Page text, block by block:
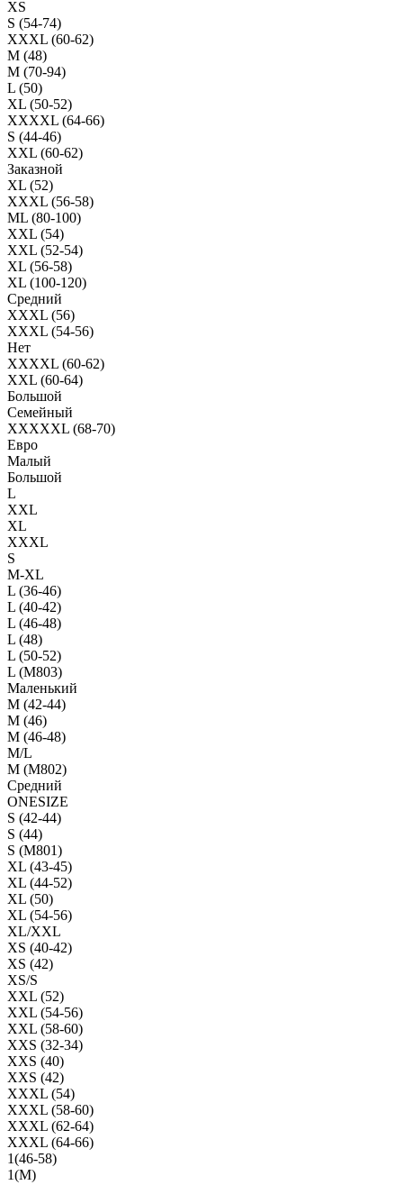
XS
S (54-74)
XXXL (60-62)
M (48)
M (70-94)
L (50)
XL (50-52)
XXXXL (64-66)
S (44-46)
XXL (60-62)
Заказной
XL (52)
XXXL (56-58)
ML (80-100)
XXL (54)
XXL (52-54)
XL (56-58)
XL (100-120)
Средний
XXXL (56)
XXXL (54-56)
Нет
XXXXL (60-62)
XXL (60-64)
Большой
Семейный
XXXXXL (68-70)
Евро
Малый
Большой
L
XXL
XL
XXXL
S
M-XL
L (36-46)
L (40-42)
L (46-48)
L (48)
L (50-52)
L (M803)
Маленький
М (42-44)
M (46)
M (46-48)
M/L
M (M802)
Средний
ONESIZE
S (42-44)
S (44)
S (M801)
XL (43-45)
XL (44-52)
XL (50)
XL (54-56)
XL/XXL
XS (40-42)
XS (42)
XS/S
XXL (52)
XXL (54-56)
XXL (58-60)
XXS (32-34)
XXS (40)
XXS (42)
XXXL (54)
XXXL (58-60)
XXXL (62-64)
XXXL (64-66)
1(46-58)
1(М)